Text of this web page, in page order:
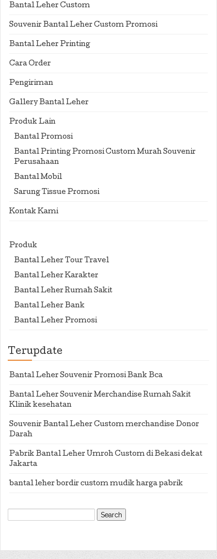
Bantal Leher Custom
Souvenir Bantal Leher Custom Promosi
Bantal Leher Printing
Cara Order
Pengiriman
Gallery Bantal Leher
Produk Lain
Bantal Promosi
Bantal Printing Promosi Custom Murah Souvenir
Perusahaan
Bantal Mobil
Sarung Tissue Promosi
Kontak Kami
Produk
Bantal Leher Tour Travel
Bantal Leher Karakter
Bantal Leher Rumah Sakit
Bantal Leher Bank
Bantal Leher Promosi
Terupdate
Bantal Leher Souvenir Promosi Bank Bca
Bantal Leher Souvenir Merchandise Rumah Sakit
Klinik kesehatan
Souvenir Bantal Leher Custom merchandise Donor
Darah
Pabrik Bantal Leher Umroh Custom di Bekasi dekat
Jakarta
bantal leher bordir custom mudik harga pabrik
Search
for: